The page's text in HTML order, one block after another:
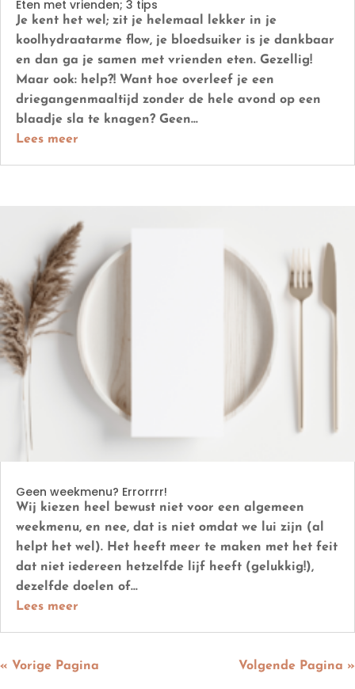
Eten met vrienden; 3 tips
Je kent het wel; zit je helemaal lekker in je
koolhydraatarme flow, je bloedsuiker is je dankbaar
en dan ga je samen met vrienden eten. Gezellig!
Maar ook: help?! Want hoe overleef je een
driegangenmaaltijd zonder de hele avond op een
blaadje sla te knagen? Geen...
Lees meer
Geen weekmenu? Errorrrr!
Wij kiezen heel bewust niet voor een algemeen
weekmenu, en nee, dat is niet omdat we lui zijn (al
helpt het wel). Het heeft meer te maken met het feit
dat niet iedereen hetzelfde lijf heeft (gelukkig!),
dezelfde doelen of...
Lees meer
« Vorige Pagina Volgende Pagina »